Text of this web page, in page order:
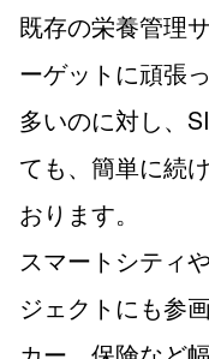
既存の栄養管理
ーゲットに頑張
多いのに対し、
ても、簡単に続
おります。
スマートシティ
ジェクトにも参